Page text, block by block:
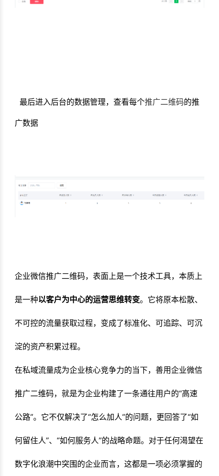
最后进入后台的数据管理，查看每个推广二维码的推
广数据
企业微信推广二维码，表面上是一个技术工具，本质上
是一种以客户为中心的运营思维转变。它将原本松散、
不可控的流量获取过程，变成了标准化、可追踪、可沉
淀的资产积累过程。
在私域流量成为企业核心竞争力的当下，善用企业微信
推广二维码，就是为企业构建了一条通往用户的“高速
公路”。它不仅解决了“怎么加人”的问题，更回答了“如
何留住人”、“如何服务人”的战略命题。对于任何渴望在
数字化浪潮中突围的企业而言，这都是一项必须掌握的